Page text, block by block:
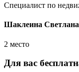
Специалист по
Шаклеина Светлана
2 место
Для вас